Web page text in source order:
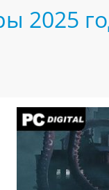
2025